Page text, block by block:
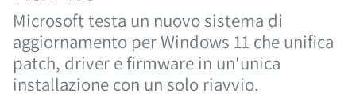
Microsoft testa un nuovo sistema di
aggiornamento per Windows 11 che unifica
patch, driver e firmware in un'unica
installazione con un solo riavvio.